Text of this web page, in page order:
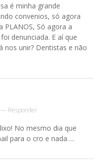
é minha grande
convenios, só agora
PLANOS, Só agora a
denunciada. E aí que
nos unir? Dentistas e não
— Responder
No mesmo dia que
para o cro e nada….